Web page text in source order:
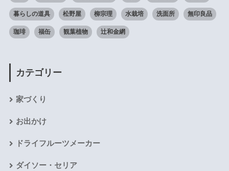
暮らしの道具 松野屋 柳宗理 水栽培 洗面所 無印良品
珈琲 福缶 観葉植物 辻和金網
カテゴリー
家づくり
お出かけ
ドライフルーツメーカー
ダイソー・セリア